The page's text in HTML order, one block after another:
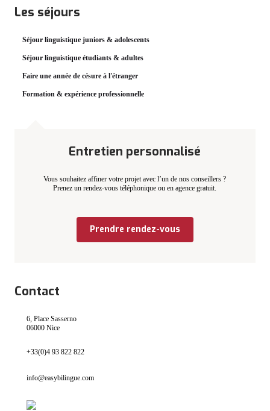
Les séjours
Séjour linguistique juniors & adolescents
Séjour linguistique étudiants & adultes
Faire une année de césure à l'étranger
Formation & expérience professionnelle
Entretien personnalisé
Vous souhaitez affiner votre projet avec l’un de nos conseillers ?
Prenez un rendez-vous téléphonique ou en agence gratuit.
Prendre rendez-vous
Contact
6, Place Sasserno
06000 Nice
+33(0)4 93 822 822
info@easybilingue.com